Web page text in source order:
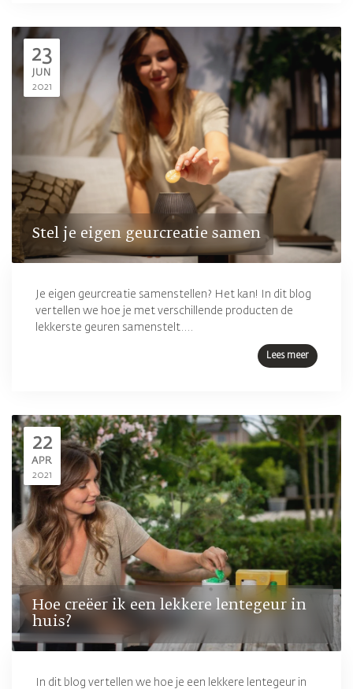
23
JUN
2021
Stel je eigen geurcreatie samen
Je eigen geurcreatie samenstellen? Het kan! In dit blog
vertellen we hoe je met verschillende producten de
lekkerste geuren samenstelt....
Lees meer
22
APR
2021
Hoe creëer ik een lekkere lentegeur in
huis?
In dit blog vertellen we hoe je een lekkere lentegeur in